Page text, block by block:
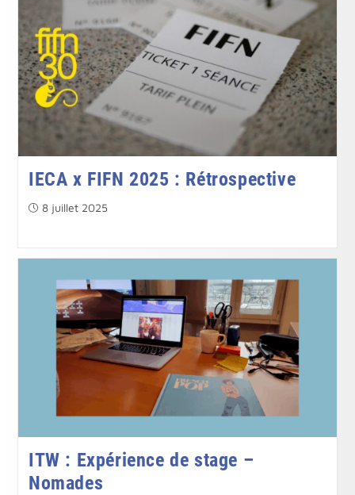
IECA x FIFN 2025 : Rétrospective
Publication
8 juillet 2025
ITW : Expérience de stage –
Nomades